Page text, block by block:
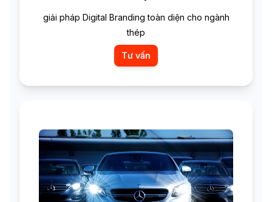
giải pháp Digital Branding toàn diện cho ngành
thép
Tư vấn